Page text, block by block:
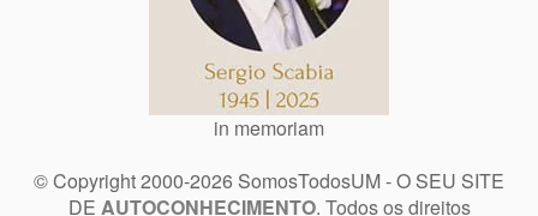
in memoriam
© Copyright 2000-2026 SomosTodosUM - O SEU SITE
DE AUTOCONHECIMENTO. Todos os direitos